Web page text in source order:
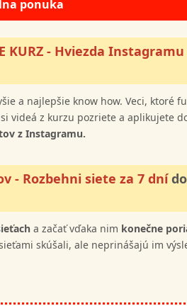
ponuka
KURZ - Hviezda Instagramu
a najlepšie know how. Veci, ktoré
videá z kurzu pozriete a aplikujete
z Instagramu.
- Rozbehni siete za 7 dní
a začať vďaka nim konečne
skúšali, ale neprinášajú im